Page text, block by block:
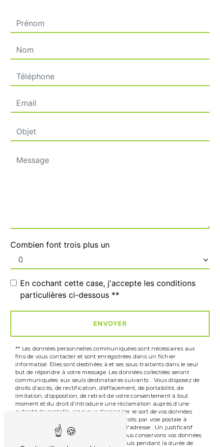
Combien font trois plus un
En cochant cette case, j'accepte les conditions
particulières ci-dessous **
ENVOYER
** Les données personnelles communiquées sont nécessaires aux
fins de vous contacter et sont enregistrées dans un fichier
informatisé. Elles sont destinées à et ses sous-traitants dans le seul
but de répondre à votre message. Les données collectées seront
communiquées aux seuls destinataires suivants: . Vous disposez de
droits d’accès, de rectification, d’effacement, de portabilité, de
limitation, d’opposition, de retrait de votre consentement à tout
moment et du droit d’introduire une réclamation auprès d’une
autorité de contrôle, ainsi que d’organiser le sort de vos données
post-mortem. Vous pouvez exercer ces droits par voie postale à
l'adresse ou par courrier électronique à l'adresse . Un justificatif
d'identité pourra vous être demandé. Nous conservons vos données
pendant la période de prise de contact puis pendant la durée de